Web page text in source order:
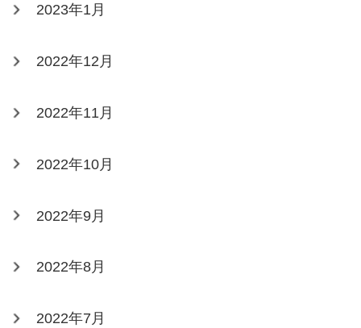
2023年1月
2022年12月
2022年11月
2022年10月
2022年9月
2022年8月
2022年7月